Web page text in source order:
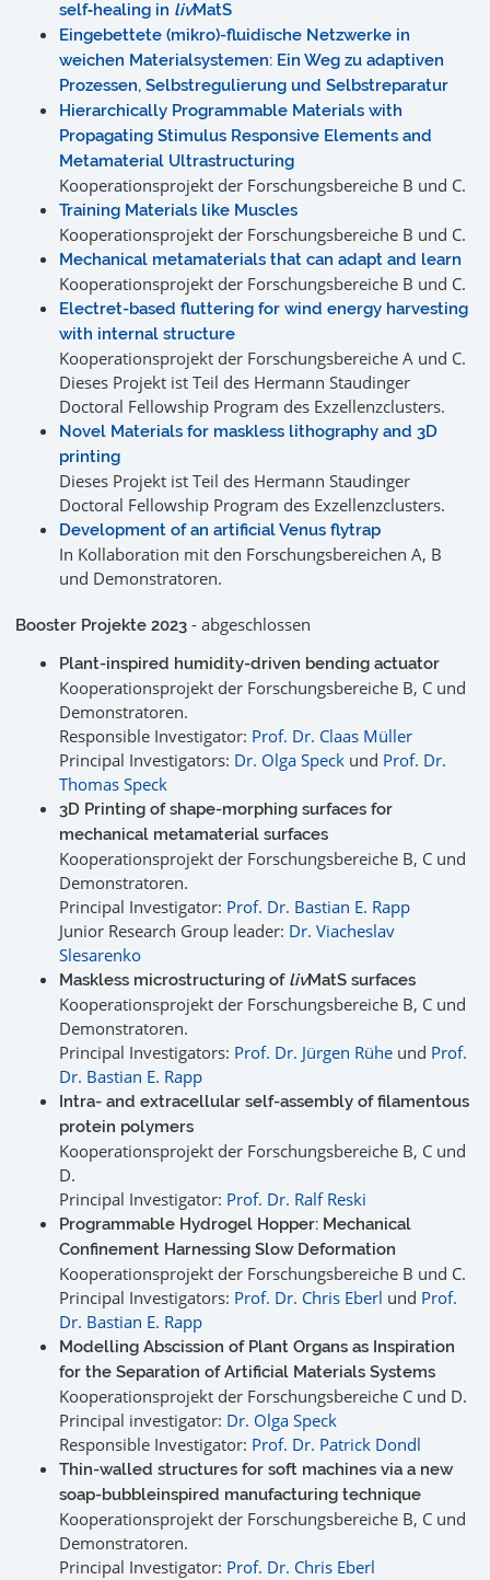
self‐healing in livMatS
Eingebettete (mikro)-fluidische Netzwerke in
weichen Materialsystemen: Ein Weg zu adaptiven
Prozessen, Selbstregulierung und Selbstreparatur
Hierarchically Programmable Materials with
Propagating Stimulus Responsive Elements and
Metamaterial Ultrastructuring
Kooperationsprojekt der Forschungsbereiche B und C.
Training Materials like Muscles
Kooperationsprojekt der Forschungsbereiche B und C.
Mechanical metamaterials that can adapt and learn
Kooperationsprojekt der Forschungsbereiche B und C.
Electret-based fluttering for wind energy harvesting
with internal structure
Kooperationsprojekt der Forschungsbereiche A und C.
Dieses Projekt ist Teil des Hermann Staudinger
Doctoral Fellowship Program des Exzellenzclusters.
Novel Materials for maskless lithography and 3D
printing
Dieses Projekt ist Teil des Hermann Staudinger
Doctoral Fellowship Program des Exzellenzclusters.
Development of an artificial Venus flytrap
In Kollaboration mit den Forschungsbereichen A, B
und Demonstratoren.
Booster Projekte 2023 - abgeschlossen
Plant-inspired humidity-driven bending actuator
Kooperationsprojekt der Forschungsbereiche B, C und
Demonstratoren.
Responsible Investigator: Prof. Dr. Claas Müller
Principal Investigators: Dr. Olga Speck und Prof. Dr.
Thomas Speck
3D Printing of shape-morphing surfaces for
mechanical metamaterial surfaces
Kooperationsprojekt der Forschungsbereiche B, C und
Demonstratoren.
Principal Investigator: Prof. Dr. Bastian E. Rapp
Junior Research Group leader: Dr. Viacheslav
Slesarenko
Maskless microstructuring of livMatS surfaces
Kooperationsprojekt der Forschungsbereiche B, C und
Demonstratoren.
Principal Investigators: Prof. Dr. Jürgen Rühe und Prof.
Dr. Bastian E. Rapp
Intra- and extracellular self-assembly of filamentous
protein polymers
Kooperationsprojekt der Forschungsbereiche B, C und
D.
Principal Investigator: Prof. Dr. Ralf Reski
Programmable Hydrogel Hopper: Mechanical
Confinement Harnessing Slow Deformation
Kooperationsprojekt der Forschungsbereiche B und C.
Principal Investigators: Prof. Dr. Chris Eberl und Prof.
Dr. Bastian E. Rapp
Modelling Abscission of Plant Organs as Inspiration
for the Separation of Artificial Materials Systems
Kooperationsprojekt der Forschungsbereiche C und D.
Principal investigator: Dr. Olga Speck
Responsible Investigator: Prof. Dr. Patrick Dondl
Thin-walled structures for soft machines via a new
soap-bubbleinspired manufacturing technique
Kooperationsprojekt der Forschungsbereiche B, C und
Demonstratoren.
Principal Investigator: Prof. Dr. Chris Eberl